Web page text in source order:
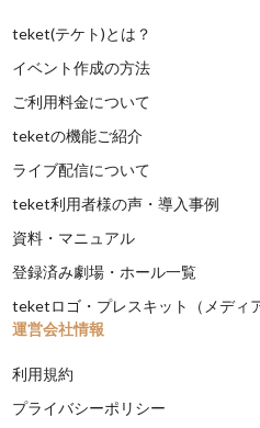
teket(テケト)とは？
イベント作成の方法
ご利用料金について
teketの機能ご紹介
ライブ配信について
teket利用者様の声・導入事例
資料・マニュアル
登録済み劇場・ホール一覧
teketロゴ・プレスキット（メディ
運営会社情報
利用規約
プライバシーポリシー